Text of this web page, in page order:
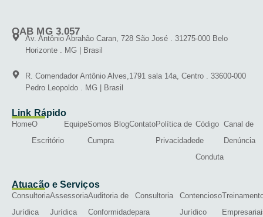
OAB MG 3.057
Av. Antônio Abrahão Caran, 728 São José . 31275-000 Belo
Horizonte . MG | Brasil
R. Comendador Antônio Alves,1791 sala 14a, Centro . 33600-000
Pedro Leopoldo . MG | Brasil
Link Rápido
HomeO
Escritório
EquipeSomos
Cumpra
BlogContatoPolítica de
Privacidade
Código
de
Conduta
Canal de
Denúncia
Atuação e Serviços
Consultoria
Jurídica
Assessoria
Jurídica
Auditoria de
Conformidade
Consultoria
para
Contencioso
Jurídico